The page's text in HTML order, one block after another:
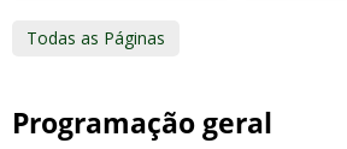
Todas as Páginas
Programação geral